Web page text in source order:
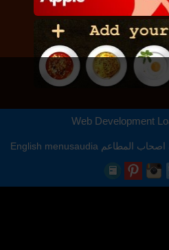
Web Development
اصحاب المطاعم menusaudia
English